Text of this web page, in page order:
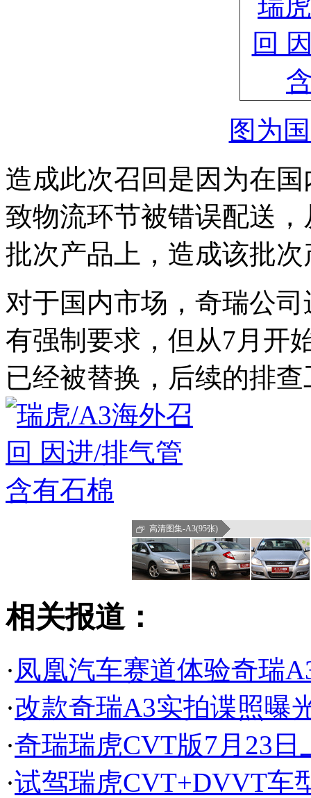
图为
造成此次召回是因为在
致物流环节被错误配送
批次产品上，造成该批
对于国内市场，奇瑞公
有强制要求，但从7月开
已经被替换，后续的排
高清图集-A3(95张)
相关报道：
·凤凰汽车赛道体验奇瑞
·改款奇瑞A3实拍谍照曝
·奇瑞瑞虎CVT版7月23日
·试驾瑞虎CVT+DVVT车